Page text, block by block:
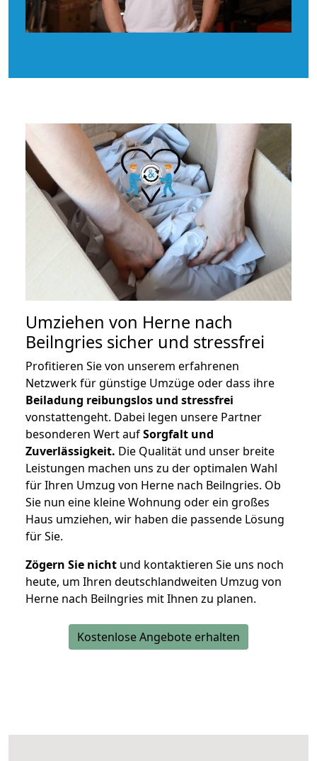
Umziehen von Herne nach
Beilngries sicher und stressfrei
Profitieren Sie von unserem erfahrenen
Netzwerk für günstige Umzüge oder dass ihre
Beiladung reibungslos und stressfrei
vonstattengeht. Dabei legen unsere Partner
besonderen Wert aufSorgfalt und
Zuverlässigkeit. Die Qualität und unser breite
Leistungen machen uns zu der optimalen Wahl
für Ihren Umzug von Herne nach Beilngries. Ob
Sie nun eine kleine Wohnung oder ein großes
Haus umziehen, wir haben die passende Lösung
für Sie.
Zögern Sie nicht und kontaktieren Sie uns noch
heute, um Ihren deutschlandweiten Umzug von
Herne nach Beilngries mit Ihnen zu planen.
Kostenlose Angebote erhalten